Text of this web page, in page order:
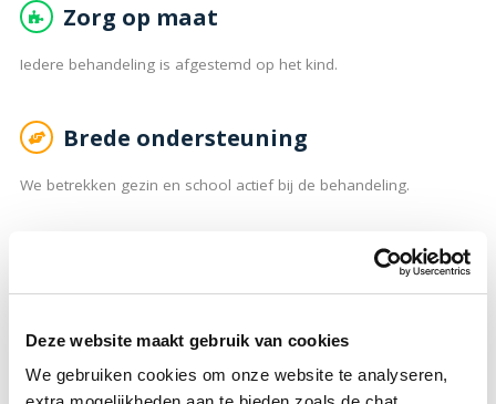
Deze website maakt gebruik van cookies
We gebruiken cookies om onze website te analyseren,
Zorg op maat
Iedere behandeling is afgestemd op het kind.
Brede ondersteuning
We betrekken gezin en school actief bij de behandeling.
samen.